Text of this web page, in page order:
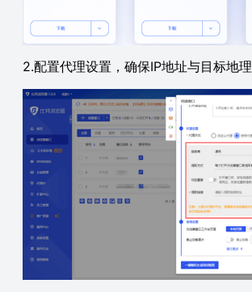
2.配置代理设置，确保IP地址与目标地理